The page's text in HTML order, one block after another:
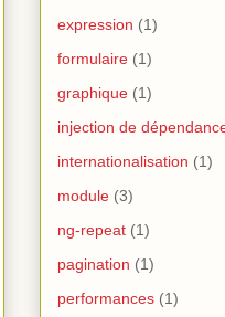
expression (1)
formulaire (1)
graphique (1)
injection de
internationalisation (1)
module (3)
ng-repeat (1)
pagination (1)
performances (1)